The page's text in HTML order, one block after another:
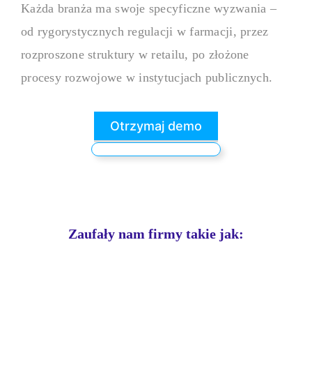
Twórz i udostępniaj szkolenia
każdym urządzeniu.
Korzystaj z ponad 220
pracowników.
Każda branża ma swoje specyficzne wyzwania –
od rygorystycznych regulacji w farmacji, przez
rozproszone struktury w retailu, po złożone
procesy rozwojowe w instytucjach publicznych.
Otrzymaj demo
Zaufały nam firmy takie jak: